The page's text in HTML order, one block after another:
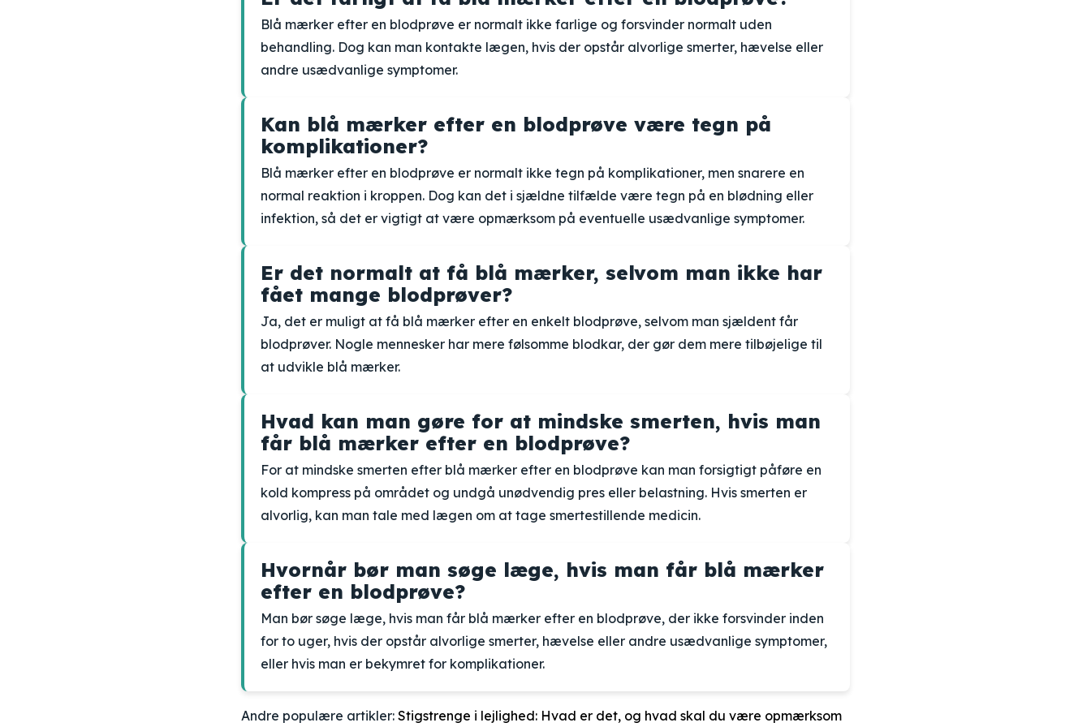
Blå mærker efter en blodprøve er normalt ikke farlige og forsvinder normalt uden
behandling. Dog kan man kontakte lægen, hvis der opstår alvorlige smerter, hævelse eller
andre usædvanlige symptomer.
Kan blå mærker efter en blodprøve være tegn på
komplikationer?
Blå mærker efter en blodprøve er normalt ikke tegn på komplikationer, men snarere en
normal reaktion i kroppen. Dog kan det i sjældne tilfælde være tegn på en blødning eller
infektion, så det er vigtigt at være opmærksom på eventuelle usædvanlige symptomer.
Er det normalt at få blå mærker, selvom man ikke har
fået mange blodprøver?
Ja, det er muligt at få blå mærker efter en enkelt blodprøve, selvom man sjældent får
blodprøver. Nogle mennesker har mere følsomme blodkar, der gør dem mere tilbøjelige til
at udvikle blå mærker.
Hvad kan man gøre for at mindske smerten, hvis man
får blå mærker efter en blodprøve?
For at mindske smerten efter blå mærker efter en blodprøve kan man forsigtigt påføre en
kold kompress på området og undgå unødvendig pres eller belastning. Hvis smerten er
alvorlig, kan man tale med lægen om at tage smertestillende medicin.
Hvornår bør man søge læge, hvis man får blå mærker
efter en blodprøve?
Man bør søge læge, hvis man får blå mærker efter en blodprøve, der ikke forsvinder inden
for to uger, hvis der opstår alvorlige smerter, hævelse eller andre usædvanlige symptomer,
eller hvis man er bekymret for komplikationer.
Andre populære artikler: Stigstrenge i lejlighed: Hvad er det, og hvad skal du være opmærksom